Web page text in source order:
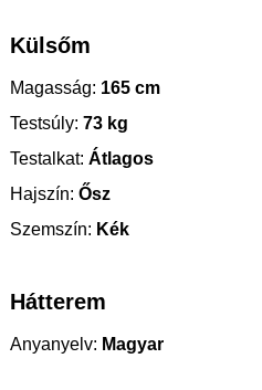
Külsőm
Magasság: 165 cm
Testsúly: 73 kg
Testalkat: Átlagos
Hajszín: Ősz
Szemszín: Kék
Hátterem
Anyanyelv: Magyar